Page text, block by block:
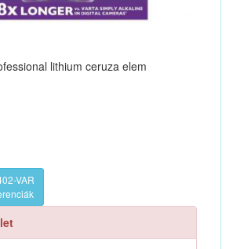
lithium ceruza elem
VAR